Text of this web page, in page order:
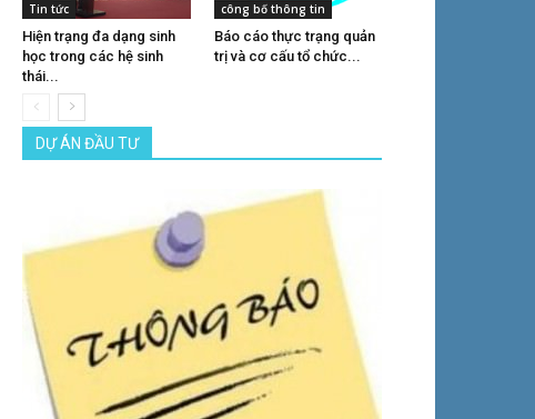
Tin tức
Hiện trạng đa dạng sinh
học trong các hệ sinh
thái...
công bố thông tin
Báo cáo thực trạng quản
trị và cơ cấu tổ chức...
DỰ ÁN ĐẦU TƯ